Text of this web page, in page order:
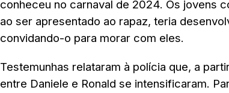
conheceu no carnaval de 2024. Os jovens
ao ser apresentado ao rapaz, teria
convidando-o para morar com eles.
Testemunhas relataram à polícia que, a
entre Daniele e Ronald se intensificaram.